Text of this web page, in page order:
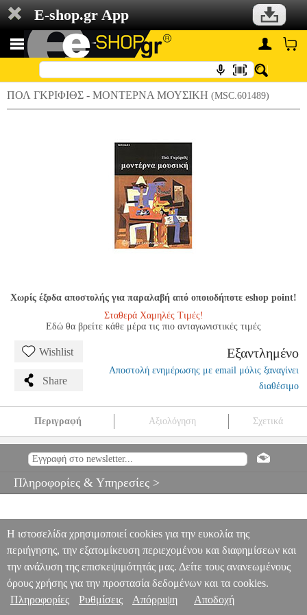
E-shop.gr App
ΠΟΛ ΓΚΡΙΦΙΘΣ - ΜΟΝΤΕΡΝΑ ΜΟΥΣΙΚΗ (MSC.601489)
Χωρίς έξοδα αποστολής για παραλαβή από οποιοδήποτε eshop point!
Σταθερά Χαμηλές Τιμές!
Εδώ θα βρείτε κάθε μέρα τις πιο ανταγωνιστικές τιμές
Wishlist
Share
Εξαντλημένο
Αποστολή ενημέρωσης με email μόλις ξαναγίνει
διαθέσιμο
Περιγραφή Αξιολόγηση Σχετικά
MSC.601489 ΜΟΥΣΙΚΑ ΒΙΒΛΙΑ ΘΕΩΡΗΤΙΚΑ
ΠΟΛ ΓΚΡΙΦΙΘΣ -
0
Πληροφορίες & Υπηρεσίες >
Η ιστοσελίδα χρησιμοποιεί cookies για την ευκολία της
περιήγησης, την εξατομίκευση περιεχομένου και διαφημίσεων και
την ανάλυση της επισκεψιμότητάς μας. Δείτε τους ανανεωμένους
όρους χρήσης για την προστασία δεδομένων και τα cookies.
Πληροφορίες
Ρυθμίσεις Απόρριψη Αποδοχή